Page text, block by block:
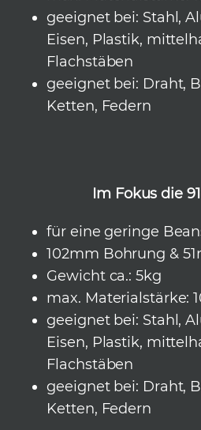
geeignet bei: Stahl,
Eisen, Plastik,
Flachstäben
geeignet bei: Draht,
Ketten, Federn
Im Fokus die
für eine geringe
102mm Bohrung &
Gewicht ca.: 5kg
max. Materialstärke:
geeignet bei: Stahl,
Eisen, Plastik,
Flachstäben
geeignet bei: Draht,
Ketten, Federn